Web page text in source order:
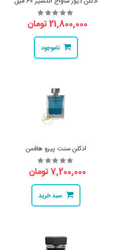
21,800,000 تومان
ناموجود
ادکلن سنت پیرو هافمن
7,200,000 تومان
سبد خرید